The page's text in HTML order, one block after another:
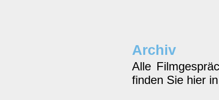
Archiv
Alle
finden Sie hier